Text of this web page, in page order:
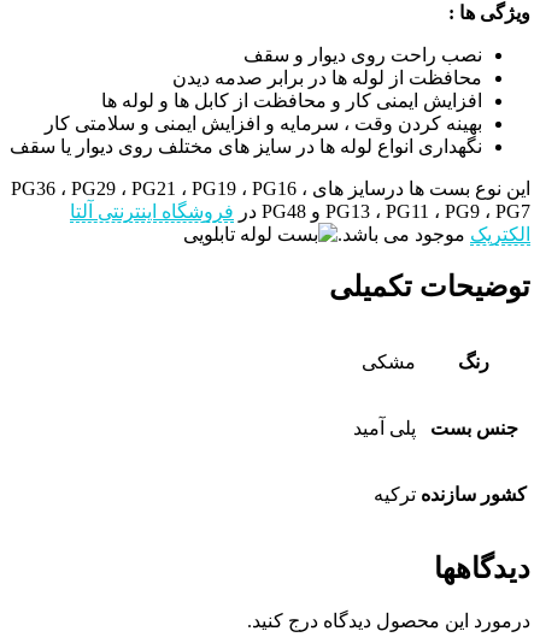
ویژگی ها :
نصب راحت روی دیوار و سقف
محافظت از لوله ها در برابر صدمه دیدن
افزایش ایمنی کار و محافظت از کابل ها و لوله ها
بهینه کردن وقت ، سرمایه و افزایش ایمنی و سلامتی کار
نگهداری انواع لوله ها در سایز های مختلف روی دیوار یا سقف
این نوع بست ها درسایز های PG36 ، PG29 ، PG21 ، PG19 ، PG16 ،
PG13 ، PG11 ، PG9 ، PG7 و PG48 در
فروشگاه اینترنتی آلتا
الکتریک موجود می باشد.
توضیحات تکمیلی
رنگ مشکی
جنس بست پلی آمید
کشور سازنده ترکیه
دیدگاهها
درمورد این محصول دیدگاه درج کنید.